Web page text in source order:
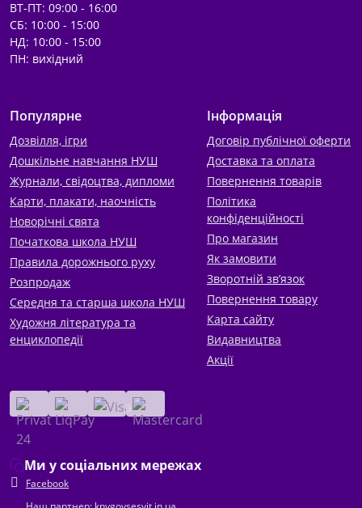
ВТ-ПТ: 09:00 - 16:00
СБ: 10:00 - 15:00
НД: 10:00 - 15:00
ПН: вихідний
Популярне
Дозвілля, ігри
Дошкільне навчання НУШ
Журнали, свідоцтва, дипломи
Карти, плакати, наочність
Новорічні свята
Початкова школа НУШ
Правила дорожнього руху
Розпродаж
Середня та старша школа НУШ
Художня література та
енциклопедії
Інформація
Договір публічної оферти
Доставка та оплата
Повернення товарів
Політика
конфіденційності
Про магазин
Як замовити
Зворотній зв’язок
Повернення товару
Карта сайту
Видавництва
Акції
Ми у соціальних мережах
Facebook